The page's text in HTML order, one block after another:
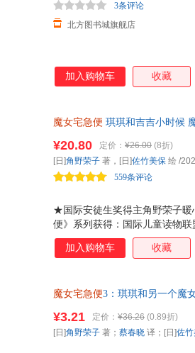
北方图书城旗舰店
3条评论
加入购物车 收藏
魔女宅急便 琪琪和吉吉小时候
事。
★国际安徒生奖得主角野荣子
便》系列获得：国际儿童读物
乐童年。讲述成长的温暖、感
界这样温和恬静。即使不去探
¥20.80 定价： ¥26.00 (8折)
559条评论
[日]角野荣子 著，[日]佐竹美保 绘 /
加入购物车 收藏
魔女宅急便3：琪琪和另一个魔
¥3.21 定价： ¥36.26 (0.89折)
[日]角野荣子 著； 蔡春晓 译；[日]佐